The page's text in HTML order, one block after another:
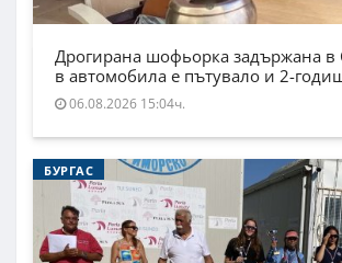
Дрогирана шофьорка задържана в
в автомобила е пътувало и 2-
06.08.2026 15:04ч.
БУРГАС